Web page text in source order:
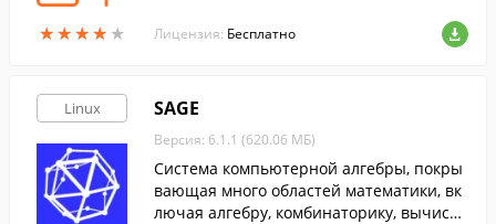
★★★★ ★
★★★★ ★
других платформ.
Лицензия: Бесплатно
Linux SAGE
Версия: 6.1.1 (620.06 МБ)
Cистема компьютерной алгебры, покры
вающая много областей математики, вк
лючая алгебру, комбинаторику, вычисли